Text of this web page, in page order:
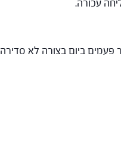
עכורה.
פעמים ביום בצורה לא